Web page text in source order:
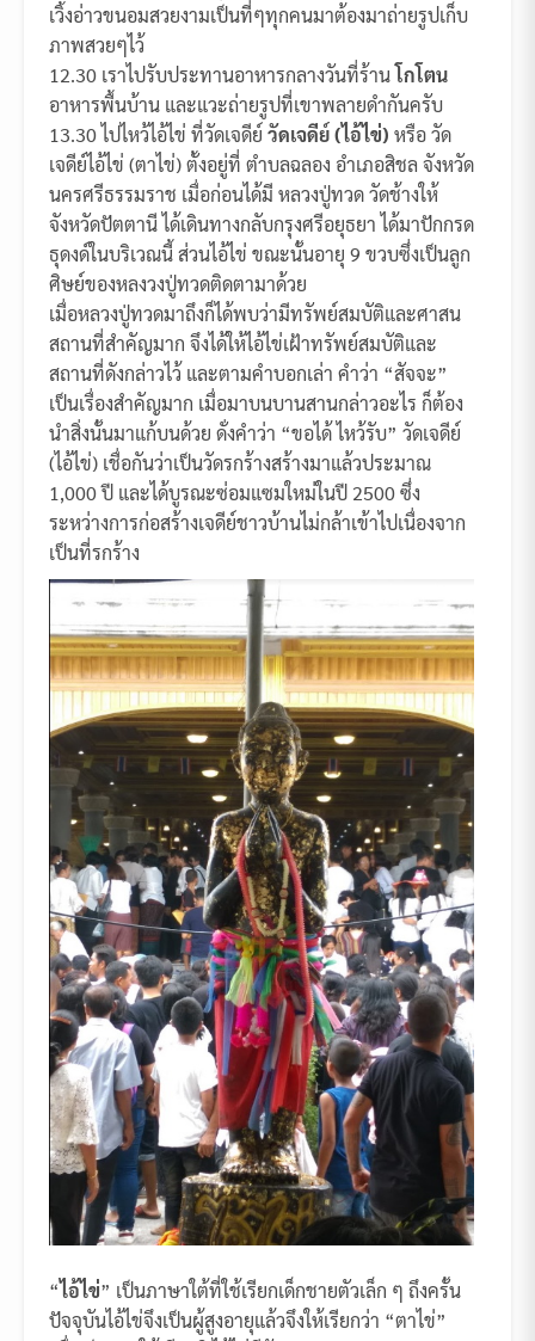
เวิ้งอ่าวขนอมสวยงามเป็นที่ๆทุกคนมาต้องมาถ่ายรูปเก็บ
ภาพสวยๆไว้
12.30 เราไปรับประทานอาหารกลางวันที่ร้านโกโตน
อาหารพื้นบ้าน และแวะถ่ายรูปที่เขาพลายดำกันครับ
13.30 ไปไหว้ไอ้ไข่ ที่วัดเจดีย์ วัดเจดีย์ (ไอ้ไข่) หรือ วัด
เจดีย์ไอ้ไข่ (ตาไข่) ตั้งอยู่ที่ ตำบลฉลอง อำเภอสิชล จังหวัด
นครศรีธรรมราช เมื่อก่อนได้มี หลวงปู่ทวด วัดช้างให้
จังหวัดปัตตานี ได้เดินทางกลับกรุงศรีอยุธยา ได้มาปักกรด
ธุดงด์ในบริเวณนี้ ส่วนไอ้ไข่ ขณะนั้นอายุ 9 ขวบซึ่งเป็นลูก
ศิษย์ของหลงวงปู่ทวดติดตามาด้วย
เมื่อหลวงปู่ทวดมาถึงก็ได้พบว่ามีทรัพย์สมบัติและศาสน
สถานที่สำคัญมาก จึงได้ให้ไอ้ไข่เฝ้าทรัพย์สมบัติและ
สถานที่ดังกล่าวไว้ และตามคำบอกเล่า คำว่า “สัจจะ”
เป็นเรื่องสำคัญมาก เมื่อมาบนบานสานกล่าวอะไร ก็ต้อง
นำสิ่งนั้นมาแก้บนด้วย ดั่งคำว่า “ขอได้ ไหว้รับ” วัดเจดีย์
(ไอ้ไข่) เชื่อกันว่าเป็นวัดรกร้างสร้างมาแล้วประมาณ
1,000 ปี และได้บูรณะซ่อมแซมใหม่ในปี 2500 ซึ่ง
ระหว่างการก่อสร้างเจดีย์ชาวบ้านไม่กล้าเข้าไปเนื่องจาก
เป็นที่รกร้าง
“ไอ้ไข่” เป็นภาษาใต้ที่ใช้เรียกเด็กชายตัวเล็ก ๆ ถึงครั้น
ปัจจุบันไอ้ไข่จึงเป็นผู้สูงอายุแล้วจึงให้เรียกว่า “ตาไข่”